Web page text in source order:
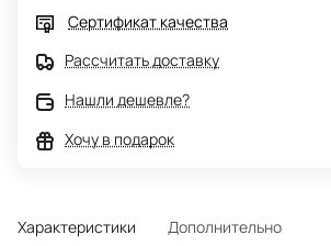
Сертификат качества
Рассчитать доставку
Нашли дешевле?
Хочу в подарок
Характеристики Дополнительно